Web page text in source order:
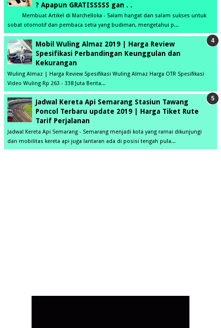
? Apapun GRATISSSSS gan . .
Membuat Artikel di Marchelloka - Salam hangat dan salam sukses untuk
sobat otomotif dan pembaca setia yang budiman, mengetahui p...
Mobil Wuling Almaz 2019 | Harga Review
Spesifikasi Perbandingan Keunggulan dan
Kekurangan
Wuling Almaz | Harga Review Spesifikasi Wuling Almaz Harga OTR Spesifikasi
Video Wuling Rp 263 - 338 Juta Berita...
Jadwal Kereta Api Semarang Stasiun Tawang
Poncol Terbaru update 2019 | Harga Tiket Rute
Tarif Perjalanan
Jadwal Kereta Api Semarang - Semarang menjadi kota yang ramai dikunjungi
dan mobilitas kereta api juga lantaran ada di posisi tengah pula...